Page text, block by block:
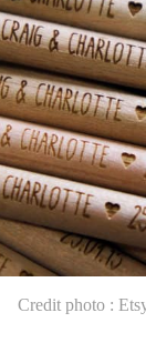
Credit photo :